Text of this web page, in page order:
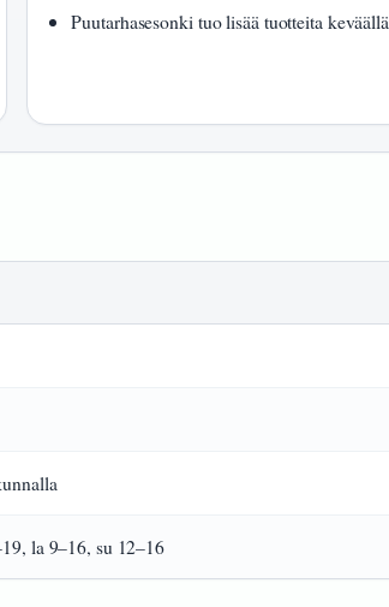
Puutarhasesonki tuo lisää tuotteita keväällä
la 9–16, su 12–16